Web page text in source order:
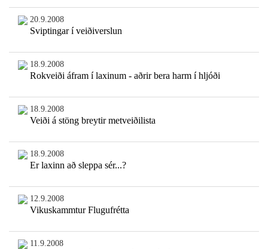
20.9.2008
Sviptingar í veiðiverslun
18.9.2008
Rokveiði áfram í laxinum - aðrir bera harm í hljóði
18.9.2008
Veiði á stöng breytir metveiðilista
18.9.2008
Er laxinn að sleppa sér...?
12.9.2008
Vikuskammtur Flugufrétta
11.9.2008